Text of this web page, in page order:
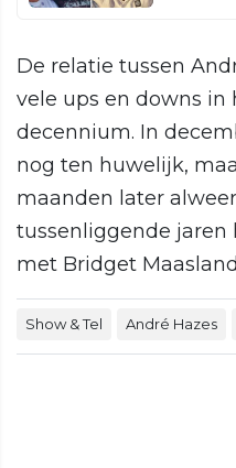
De relatie tussen
vele ups en downs in
decennium. In
nog ten huwelijk,
maanden later
tussenliggende jaren
met Bridget
Show & Tel André Hazes